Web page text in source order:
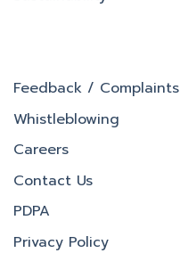
Feedback / Complaints
Whistleblowing
Careers
Contact Us
PDPA
Privacy Policy